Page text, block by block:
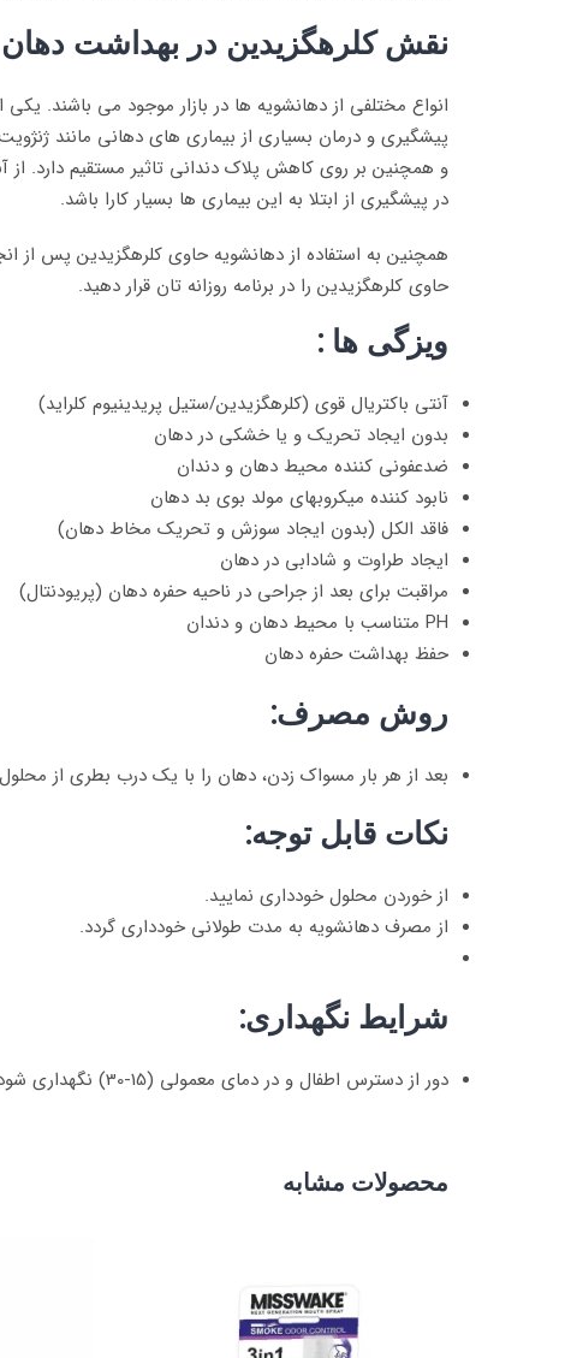
نقش کلرهگزیدین در بهداشت دهان
انواع مختلفی از دهانشویه ها در بازار موجود می باشند.
پیشگیری و درمان بسیاری از بیماری های دهانی مانند
و همچنین بر روی کاهش پلاک دندانی تاثیر مستقیم دارد. از
در پیشگیری از ابتلا به این بیماری ها بسیار کارا باشد.
همچنین به استفاده از دهانشویه حاوی کلرهگزیدین پس از
حاوی کلرهگزیدین را در برنامه روزانه تان قرار دهید.
ویزگی ها :
آنتی باکتریال قوی (کلرهگزیدین/ستیل پریدینیوم کلراید)
بدون ایجاد تحریک و یا خشکی در دهان
ضدعفونی کننده محیط دهان و دندان
نابود کننده میکروبهای مولد بوی بد دهان
فاقد الکل (بدون ایجاد سوزش و تحریک مخاط دهان)
ایجاد طراوت و شادابی در دهان
مراقبت برای بعد از جراحی در ناحیه حفره دهان (پریودنتال)
PH متناسب با محیط دهان و دندان
حفظ بهداشت حفره دهان
روش مصرف:
بعد از هر بار مسواک زدن، دهان را با یک درب بطری از محلول به مدت ۳۰ ثانیه
نکات قابل توجه:
از خوردن محلول خودداری نمایید.
از مصرف دهانشویه به مدت طولانی خودداری گردد.
شرایط نگهداری:
دور از دسترس اطفال و در دمای معمولی (15-30) نگهداری شود.
محصولات مشابه